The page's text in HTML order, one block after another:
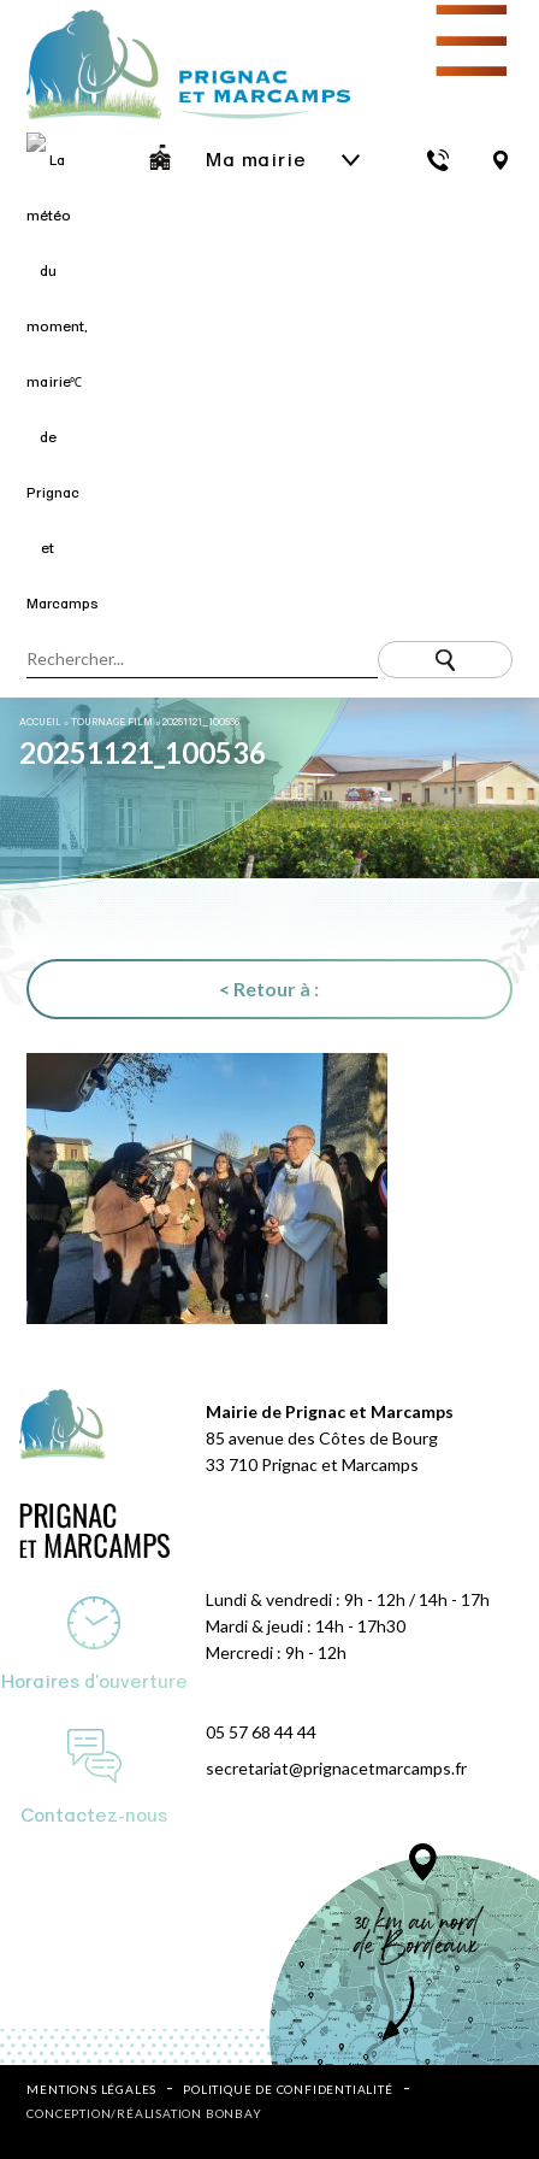
℃
Ma mairie
☰
ACCUEIL »TOURNAGE FILM»20251121_100536
20251121_100536
< Retour à :
Mairie de Prignac et Marcamps
85 avenue des Côtes de Bourg
33 710 Prignac et Marcamps
Horaires d'ouverture
Lundi & vendredi : 9h - 12h / 14h - 17h
Mardi & jeudi : 14h - 17h30
Mercredi : 9h - 12h
Contactez-nous
05 57 68 44 44
secretariat@prignacetmarcamps.fr
MENTIONS LÉGALES
POLITIQUE DE CONFIDENTIALITÉ
CONCEPTION/RÉALISATION BONBAY